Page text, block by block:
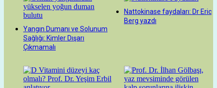
Yangın Dumanı ve Solunum
Sağlığı: Kimler Dışarı
Çıkmamalı
Nattokinase faydaları: Dr Eric
Berg yazdı